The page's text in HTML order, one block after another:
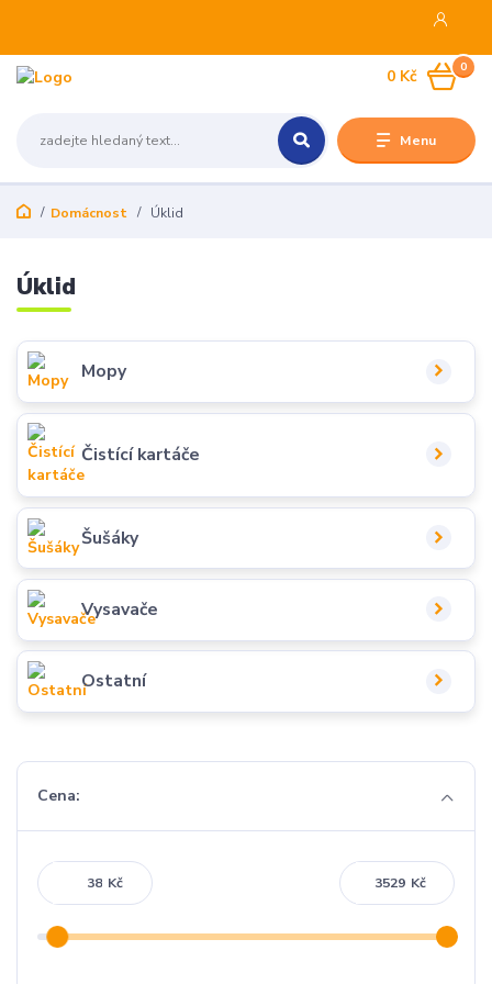
Menu
0
0 Kč
Domácnost Úklid
Úklid
Mopy
Čistící kartáče
Šušáky
Vysavače
Ostatní
Cena:
Kč Kč